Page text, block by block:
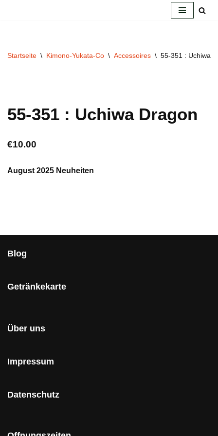
Startseite \ Kimono-Yukata-Co \ Accessoires \ 55-351 : Uchiwa
55-351 : Uchiwa Dragon
€10.00
August 2025 Neuheiten
Blog
Getränkekarte
Über uns
Impressum
Datenschutz